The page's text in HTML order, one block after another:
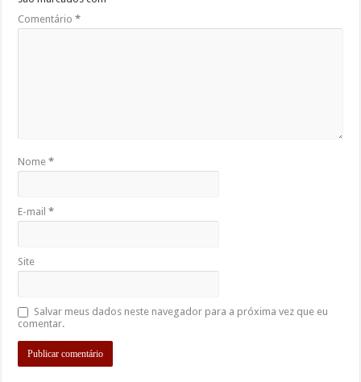
Comentário*
Nome*
E-mail*
Site
Salvar meus dados neste navegador para a próxima vez que eu
comentar.